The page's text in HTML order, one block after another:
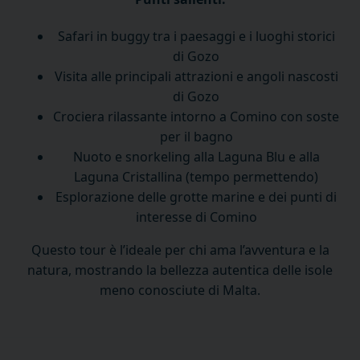
Safari in buggy tra i paesaggi e i luoghi storici
di Gozo
Visita alle principali attrazioni e angoli nascosti
di Gozo
Crociera rilassante intorno a Comino con soste
per il bagno
Nuoto e snorkeling alla Laguna Blu e alla
Laguna Cristallina (tempo permettendo)
Esplorazione delle grotte marine e dei punti di
interesse di Comino
Questo tour è l’ideale per chi ama l’avventura e la
natura, mostrando la bellezza autentica delle isole
meno conosciute di Malta.